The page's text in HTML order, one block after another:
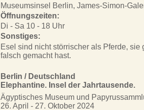
Museumsinsel Berlin, James-Simon-
Öffnungszeiten:
Di - Sa 10 - 18 Uhr
Sonstiges:
Esel sind nicht störrischer als Pferde,
falsch gemacht hast.
Berlin / Deutschland
Elephantine. Insel der Jahrtausende.
Ägyptisches Museum und
26. April - 27. Oktober 2024